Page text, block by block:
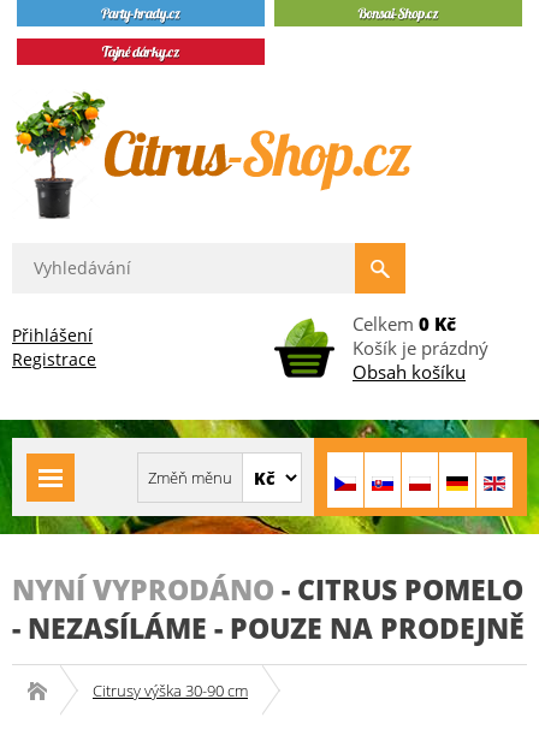
Přihlášení
Registrace
Celkem 0 Kč
Košík je prázdný
Obsah košíku
NYNÍ VYPRODÁNO - CITRUS POMELO
- NEZASÍLÁME - POUZE NA PRODEJNĚ
Citrusy výška 30-90 cm